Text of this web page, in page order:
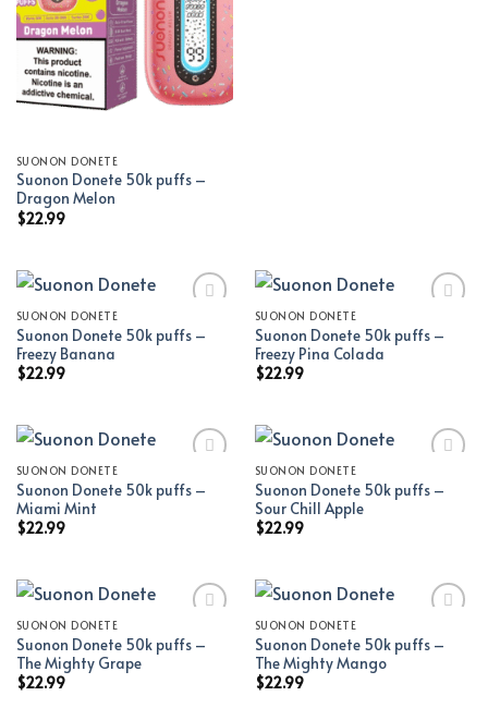
SUONON DONETE
Suonon Donete 50k puffs –
Dragon Melon
$22.99
Add to wishlist
SUONON DONETE
Suonon Donete 50k puffs –
Freezy Banana
$22.99
Add to wishlist
SUONON DONETE
Suonon Donete 50k puffs –
Freezy Pina Colada
$22.99
Add to wishlist
SUONON DONETE
Suonon Donete 50k puffs –
Miami Mint
$22.99
Add to wishlist
SUONON DONETE
Suonon Donete 50k puffs –
Sour Chill Apple
$22.99
Add to wishlist
SUONON DONETE
Suonon Donete 50k puffs –
The Mighty Grape
$22.99
Add to wishlist
SUONON DONETE
Suonon Donete 50k puffs –
The Mighty Mango
$22.99